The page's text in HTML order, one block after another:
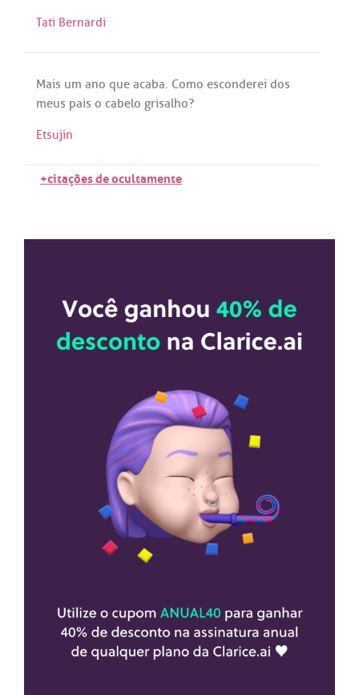
Tati Bernardi
Mais um ano que acaba. Como esconderei dos
meus pais o cabelo grisalho?
Etsujin
+citações de ocultamente